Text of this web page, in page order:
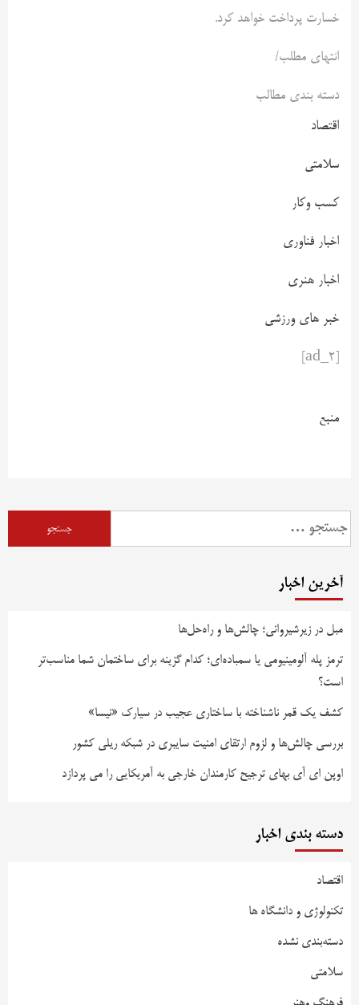
خسارت پرداخت خواهد کرد.
انتهای مطلب/
دسته بندی مطالب
اقتصاد
سلامتی
کسب وکار
اخبار فناوری
اخبار هنری
خبر های ورزشی
منبع
آخرین اخبار
مبل در زیرشیروانی؛ چالش‌ها و راه‌حل‌ها
ترمز پله آلومینیومی یا سمباده‌ای؛ کدام گزینه برای ساختمان شما مناسب‌تر
است؟
کشف یک قمر ناشناخته با ساختاری عجیب در سیارک «نیسا»
بررسی چالش‌ها و لزوم ارتقای امنیت سایبری در شبکه ریلی کشور
اوپن ای آی بهای ترجیح کارمندان خارجی به آمریکایی را می پردازد
دسته بندی اخبار
اقتصاد
تکنولوژی و دانشگاه ها
دسته‌بندی نشده
سلامتی